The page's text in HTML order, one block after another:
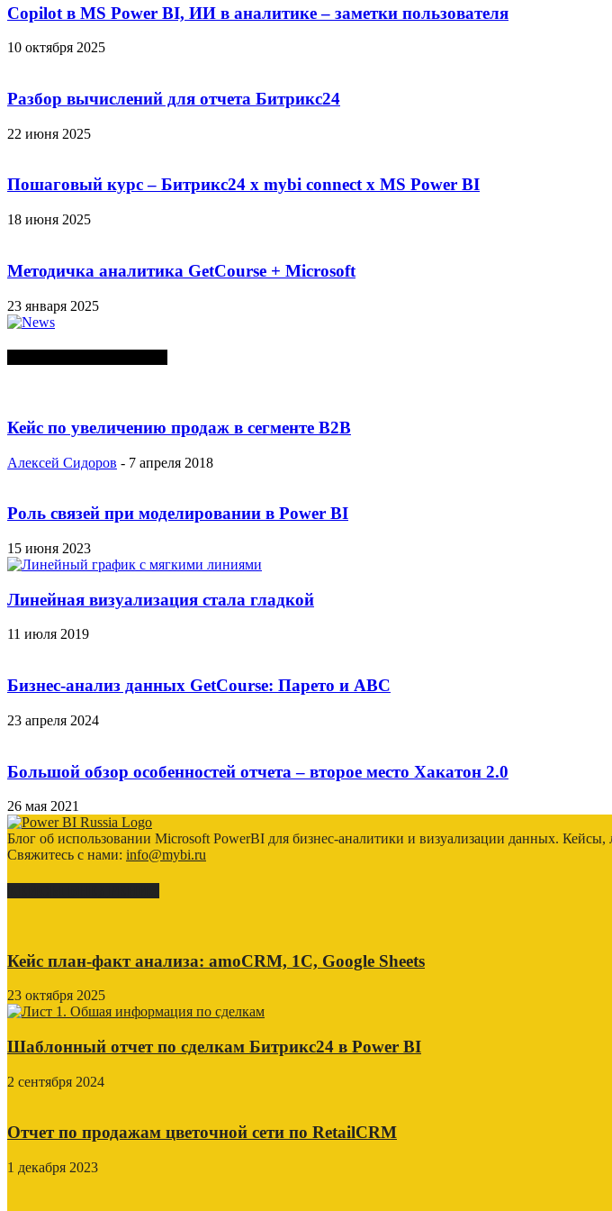
Copilot в MS Power BI, ИИ в аналитике – заметки пользователя
10 октября 2025
Разбор вычислений для отчета Битрикс24
22 июня 2025
Пошаговый курс – Битрикс24 х mybi connect х MS Power BI
18 июня 2025
Методичка аналитика GetCourse + Microsoft
23 января 2025
Кейс по увеличению продаж в сегменте B2B
Алексей Сидоров - 7 апреля 2018
Роль связей при моделировании в Power BI
15 июня 2023
Линейная визуализация стала гладкой
11 июля 2019
Бизнес-анализ данных GetCourse: Парето и ABC
23 апреля 2024
Большой обзор особенностей отчета – второе место Хакатон 2.0
26 мая 2021
Блог об использовании Microsoft PowerBI для бизнес-аналитики и визуализации данных.
Свяжитесь с нами: info@mybi.ru
Кейс план-факт анализа: amoCRM, 1C, Google Sheets
23 октября 2025
Шаблонный отчет по сделкам Битрикс24 в Power BI
2 сентября 2024
Отчет по продажам цветочной сети по RetailCRM
1 декабря 2023